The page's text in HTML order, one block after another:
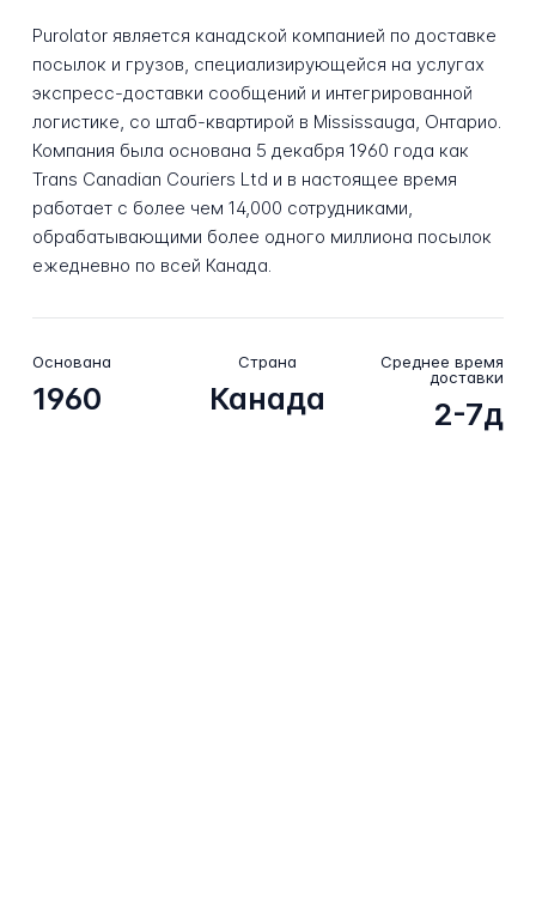
Purolator является канадской компанией по доставке
посылок и грузов, специализирующейся на услугах
экспресс-доставки сообщений и интегрированной
логистике, со штаб-квартирой в Mississauga, Онтарио.
Компания была основана 5 декабря 1960 года как
Trans Canadian Couriers Ltd и в настоящее время
работает с более чем 14,000 сотрудниками,
обрабатывающими более одного миллиона посылок
ежедневно по всей Канада.
Основана
1960
Страна
Канада
Среднее время
доставки
2-7д